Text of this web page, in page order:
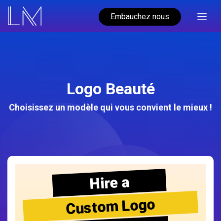
Embauchez nous
Logo Beauté
Choisissez un modèle qui vous convient le mieux !
Hire a
Custom Logo